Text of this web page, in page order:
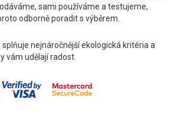
sami používáme a testujeme,
odborně poradit s výběrem.
nejnáročnější ekologická kritéria a
vám udělají radost.